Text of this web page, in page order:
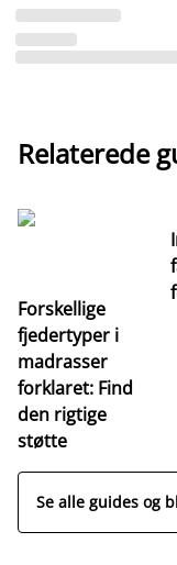
Relaterede
Forskellige
fjedertyper i
madrasser
forklaret: Find
den rigtige
støtte
Se alle guides og